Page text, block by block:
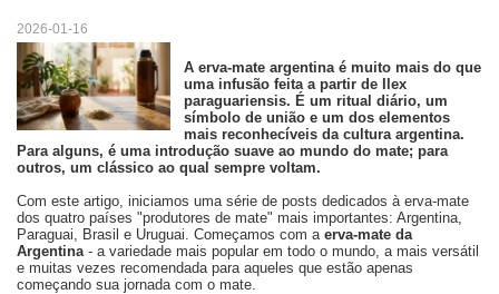
2026-01-16
A erva-mate argentina é muito mais do que
uma infusão feita a partir de
Ilex
paraguariensis. É um ritual diário, um
símbolo de união e um dos elementos
mais reconhecíveis da cultura argentina.
Para alguns, é uma introdução suave ao mundo do mate; para
outros, um clássico ao qual sempre voltam.
Com este artigo, iniciamos uma série de posts dedicados à erva-mate
dos quatro países "produtores de mate" mais importantes: Argentina,
Paraguai, Brasil e Uruguai. Começamos com a erva-mate da
Argentina- a variedade mais popular em todo o mundo, a mais versátil
e muitas vezes recomendada para aqueles que estão apenas
começando sua jornada com o mate.